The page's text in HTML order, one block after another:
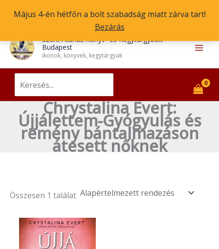
Május 4-én hétfőn a bolt szabadság miatt zárva tart!
Bezárás
Szent Atanáz Könyv- és Kegytárgybolt
Budapest
ikonok, könyvek, kegytárgyak
for:
Chrystalina Evert:
Újjálettem-Gyógyulás és
remény bántalmazáson
átesett nőknek
Összesen 1 találat